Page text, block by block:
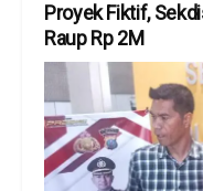
Proyek Fiktif,
Raup Rp 2M